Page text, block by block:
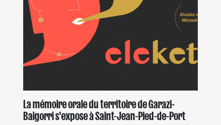
La mémoire orale du territoire de Garazi-
Baigorri s'expose à Saint-Jean-Pied-de-Port